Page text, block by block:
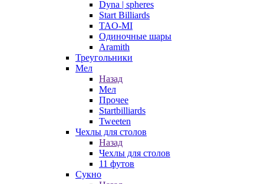
Dyna | spheres
Start Billiards
TAO-MI
Одиночные шары
Aramith
Треугольники
Мел
Назад
Мел
Прочее
Startbilliards
Tweeten
Чехлы для столов
Назад
Чехлы для столов
11 футов
Сукно